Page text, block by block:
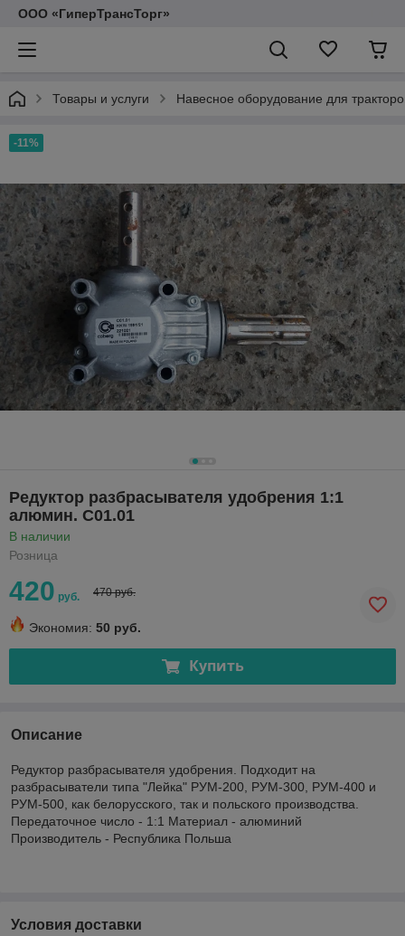
ООО «ГиперТрансТорг»
Товары и услуги Навесное оборудование для
-11%
Редуктор разбрасывателя удобрения 1:1
алюмин. С01.01
В наличии
Розница
420 руб. 470 руб.
Экономия: 50 руб.
Купить
Описание
Редуктор разбрасывателя удобрения. Подходит на
разбрасыватели типа "Лейка" РУМ-200, РУМ-300, РУМ-400 и
РУМ-500, как белорусского, так и польского производства.
Передаточное число - 1:1 Материал - алюминий
Производитель - Республика Польша
Условия доставки